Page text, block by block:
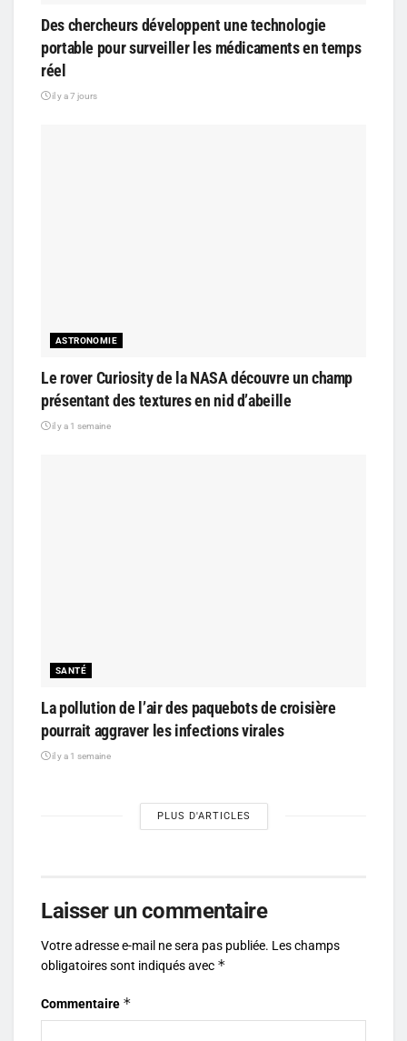
Des chercheurs développent une technologie
portable pour surveiller les médicaments en temps
réel
il y a 7 jours
ASTRONOMIE
Le rover Curiosity de la NASA découvre un champ
présentant des textures en nid d’abeille
il y a 1 semaine
SANTÉ
La pollution de l’air des paquebots de croisière
pourrait aggraver les infections virales
il y a 1 semaine
PLUS D'ARTICLES
Laisser un commentaire
Votre adresse e-mail ne sera pas publiée. Les champs
obligatoires sont indiqués avec *
Commentaire *